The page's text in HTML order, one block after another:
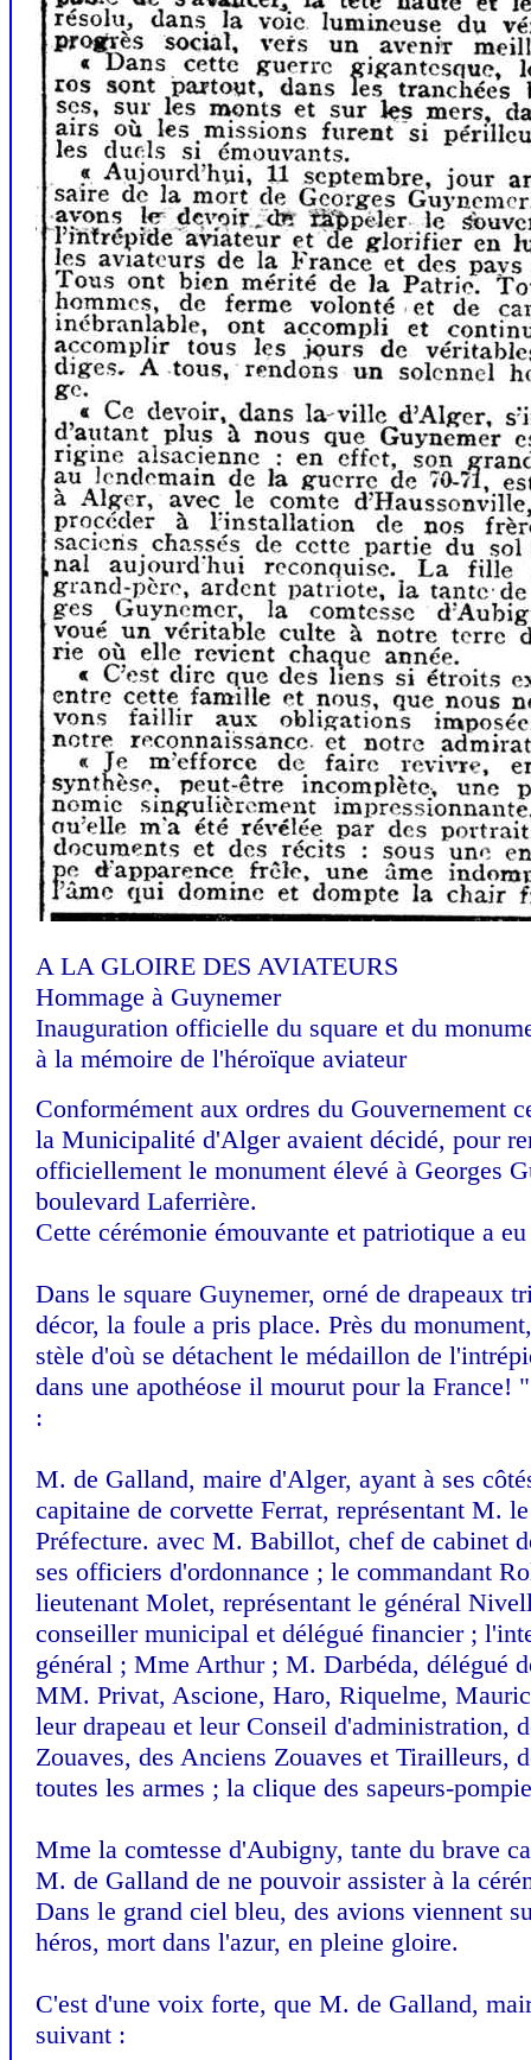
A LA GLOIRE DES AVIATEURS
Hommage à Guynemer
Inauguration officielle du square et du
à la mémoire de l'héroïque aviateur
Conformément aux ordres du Gouvernement
la Municipalité d'Alger avaient décidé, pour
officiellement le monument élevé à Georges
boulevard Laferrière.
Cette cérémonie émouvante et patriotique a
Dans le square Guynemer, orné de drapeaux
décor, la foule a pris place. Près du
stèle d'où se détachent le médaillon de
dans une apothéose il mourut pour la France!
:
M. de Galland, maire d'Alger, ayant à ses
capitaine de corvette Ferrat, représentant M.
Préfecture. avec M. Babillot, chef de cabinet
ses officiers d'ordonnance ; le commandant
lieutenant Molet, représentant le général
conseiller municipal et délégué financier ;
général ; Mme Arthur ; M. Darbéda, délégué
MM. Privat, Ascione, Haro, Riquelme,
leur drapeau et leur Conseil d'administration,
Zouaves, des Anciens Zouaves et
toutes les armes ; la clique des sapeurs-
Mme la comtesse d'Aubigny, tante du brave
M. de Galland de ne pouvoir assister à la
Dans le grand ciel bleu, des avions viennent
héros, mort dans l'azur, en pleine gloire.
C'est d'une voix forte, que M. de Galland,
suivant :